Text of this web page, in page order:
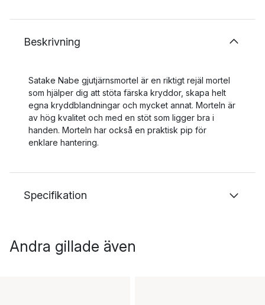
Beskrivning
Satake Nabe gjutjärnsmortel är en riktigt rejäl mortel
som hjälper dig att stöta färska kryddor, skapa helt
egna kryddblandningar och mycket annat. Morteln är
av hög kvalitet och med en stöt som ligger bra i
handen. Morteln har också en praktisk pip för
enklare hantering.
Specifikation
Andra gillade även